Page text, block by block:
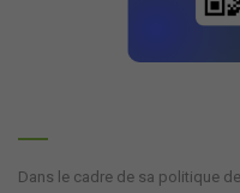
Dans le cadre de sa politique